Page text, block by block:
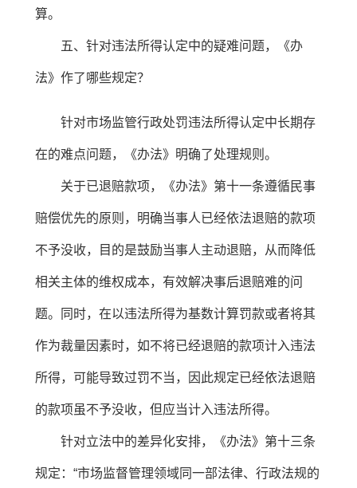
算。
五、针对违法所得认定中的疑难问题，《办
法》作了哪些规定？
针对市场监管行政处罚违法所得认定中长期存
在的难点问题，《办法》明确了处理规则。
关于已退赔款项，《办法》第十一条遵循民事
赔偿优先的原则，明确当事人已经依法退赔的款项
不予没收，目的是鼓励当事人主动退赔，从而降低
相关主体的维权成本，有效解决事后退赔难的问
题。同时，在以违法所得为基数计算罚款或者将其
作为裁量因素时，如不将已经退赔的款项计入违法
所得，可能导致过罚不当，因此规定已经依法退赔
的款项虽不予没收，但应当计入违法所得。
针对立法中的差异化安排，《办法》第十三条
规定：“市场监督管理领域同一部法律、行政法规的